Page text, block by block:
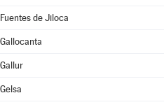
Fuentes de Jiloca
Gallocanta
Gallur
Gelsa